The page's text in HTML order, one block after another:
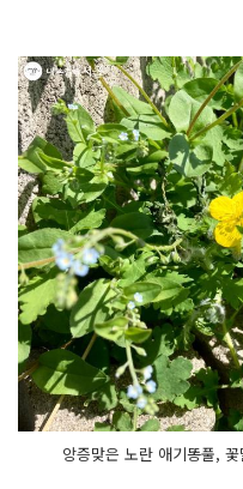
앙증맞은 노란 애기똥풀,